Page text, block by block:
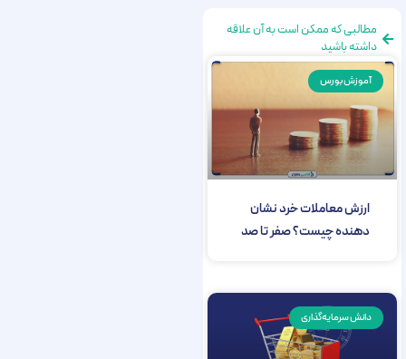
مطالبی که ممکن است به آن علاقه
داشته باشید
آموزش بورس
ارزش معاملات خرد نشان
دهنده چیست؟ صفر تا صد
دانش سرمایه‌گذاری